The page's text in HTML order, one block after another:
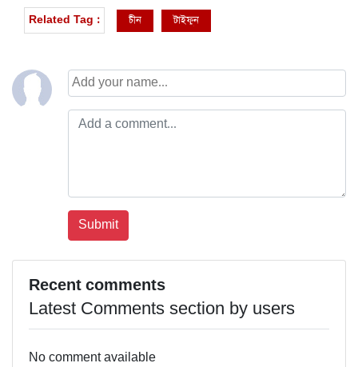
Related Tag : চীন টাইফুন
Recent comments
Latest Comments section by users
No comment available